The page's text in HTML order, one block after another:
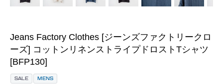
Jeans Factory Clothes [ジーンズファクトリークロ
ーズ] コットンリネンストライプドロストTシャツ
[BFP130]
SALE MENS